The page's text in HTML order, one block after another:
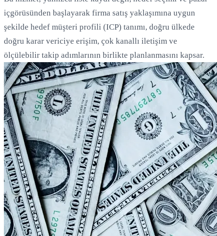
içgörüsünden başlayarak firma satış yaklaşımına uygun
şekilde hedef müşteri profili (ICP) tanımı, doğru ülkede
doğru karar vericiye erişim, çok kanallı iletişim ve
ölçülebilir takip adımlarının birlikte planlanmasını kapsar.